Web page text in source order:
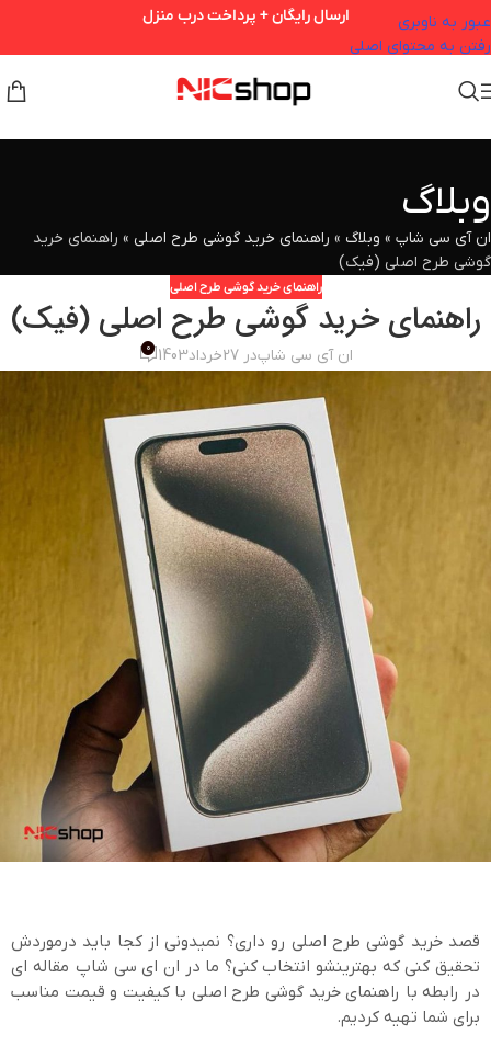
عبور به ناوبری
رفتن به محتوای اصلی
ارسال رایگان + پرداخت درب منزل
وبلاگ
ان آی سی شاپ » وبلاگ » راهنمای خرید گوشی طرح اصلی » راهنمای خرید
گوشی طرح اصلی (فیک)
راهنمای خرید گوشی طرح اصلی
راهنمای خرید گوشی طرح اصلی (فیک)
ان آی سی شاپدر 27خرداد1403 0
قصد خرید گوشی طرح اصلی رو داری؟ نمیدونی از کجا باید درموردش
تحقیق کنی که بهترینشو انتخاب کنی؟ ما در ان ای سی شاپ مقاله ای
در رابطه با راهنمای خرید گوشی طرح اصلی با کیفیت و قیمت مناسب
برای شما تهیه کردیم.